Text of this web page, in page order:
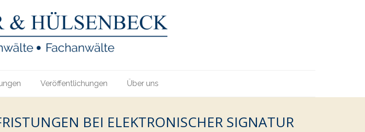
Veröffentlichungen Über uns
BEI ELEKTRONISCHER SIGNATUR